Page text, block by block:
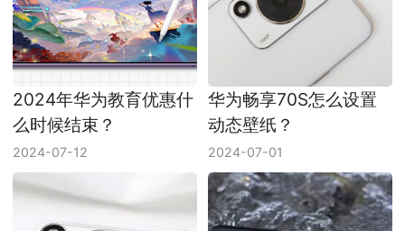
2024年华为教育优惠什
么时候结束？
2024-07-12
华为畅享70S怎么设置
动态壁纸？
2024-07-01